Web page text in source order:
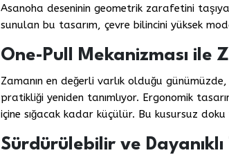
Asanoha deseninin geometrik zarafetini
sunulan bu tasarım, çevre bilincini yüksek
One-Pull Mekanizması ile
Zamanın en değerli varlık olduğu
pratikliği yeniden tanımlıyor. Ergonomik
içine sığacak kadar küçülür. Bu kusursuz
Sürdürülebilir ve Dayanıklı